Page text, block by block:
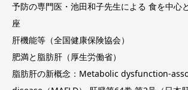
予防の専門医・池田和子先生による 食を中心
座
肝機能等 （全国健康保険協会）
肥満と脂肪肝 （厚生労働省）
脂肪肝の新概念：Metabolic dysfunction-